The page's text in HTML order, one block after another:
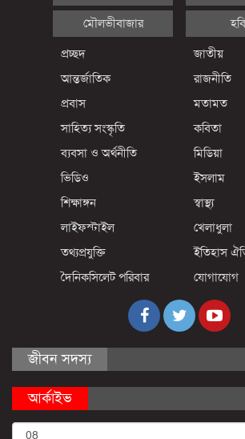
মৌলভীবাজার
প্রচ্ছদ
জাতীয়
আন্তর্জাতিক
রাজনীতি
প্রবাস
মতামত
সাহিত্য সংস্কৃতি
কবিতা
ব্যবসা ও অর্থনীতি
মিডিয়া
ভিডিও
ইসলাম
শিক্ষাঙ্গন
স্বাস্থ্য
লাইফস্টাইল
খেলাধুলা
তথ্যপ্রযুক্তি
ইতিহাস
দৈনিকসিলেট পরিবার
যোগাযোগ
জীবন সদস্য
আর্কাইভ